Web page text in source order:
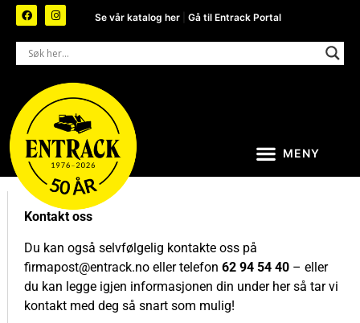
Se vår katalog her |Gå til Entrack Portal
Kontakt oss
Du kan også selvfølgelig kontakte oss på
firmapost@entrack.noeller telefon 62 94 54 40– eller
du kan legge igjen informasjonen din under her så tar vi
kontakt med deg så snart som mulig!